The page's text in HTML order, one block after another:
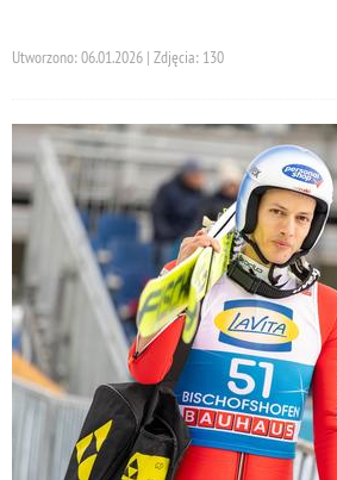
Utworzono: 06.01.2026 | Zdjęcia: 130